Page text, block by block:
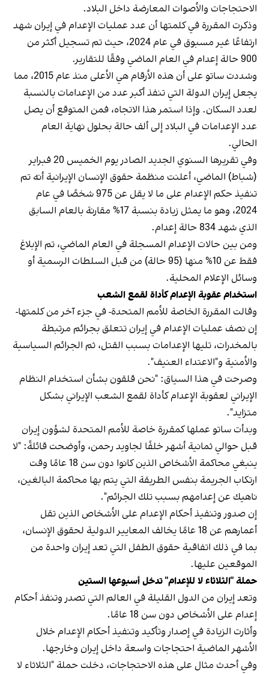
الاحتجاجات والأصوات المعارضة داخل البلاد.
وذكرت المقررة في كلمتها أن عدد عمليات الإعدام في إيران شهد
ارتفاعًا غير مسبوق في عام 2024، حيث تم تسجيل أكثر من
900 حالة إعدام في العام الماضي وفقًا للتقارير.
وشددت ساتو على أن هذه الأرقام هي الأعلى منذ عام 2015، مما
يجعل إيران الدولة التي تنفذ أكبر عدد من الإعدامات بالنسبة
لعدد السكان. وإذا استمر هذا الاتجاه، فمن المتوقع أن يصل
عدد الإعدامات في البلاد إلى ألف حالة بحلول نهاية العام
الحالي.
وفي تقريرها السنوي الجديد الصادر يوم الخميس 20 فبراير
(شباط) الماضي، أعلنت منظمة حقوق الإنسان الإيرانية أنه تم
تنفيذ حكم الإعدام على ما لا يقل عن 975 شخصًا في عام
2024، وهو ما يمثل زيادة بنسبة 17% مقارنة بالعام السابق
الذي شهد 834 حالة إعدام.
ومن بين حالات الإعدام المسجلة في العام الماضي، تم الإبلاغ
فقط عن 10% منها (95 حالة) من قبل السلطات الرسمية أو
وسائل الإعلام المحلية.
استخدام عقوبة الإعدام كأداة لقمع الشعب
وقالت المقررة الخاصة للأمم المتحدة- في جزء آخر من كلمتها-
إن نصف عمليات الإعدام في إيران تتعلق بجرائم مرتبطة
بالمخدرات، تليها الإعدامات بسبب القتل، ثم الجرائم السياسية
والأمنية و"الاعتداء العنيف".
وصرحت في هذا السياق: "نحن قلقون بشأن استخدام النظام
الإيراني لعقوبة الإعدام كأداة لقمع الشعب الإيراني بشكل
متزايد".
وبدأت ساتو عملها كمقررة خاصة للأمم المتحدة لشؤون إيران
قبل حوالي ثمانية أشهر خلفًا لجاويد رحمن، وأوضحت قائلةً: "لا
ينبغي محاكمة الأشخاص الذين كانوا دون سن 18 عامًا وقت
ارتكاب الجريمة بنفس الطريقة التي يتم بها محاكمة البالغين،
ناهيك عن إعدامهم بسبب تلك الجرائم".
إن صدور وتنفيذ أحكام الإعدام على الأشخاص الذين تقل
أعمارهم عن 18 عامًا يخالف المعايير الدولية لحقوق الإنسان،
بما في ذلك اتفاقية حقوق الطفل التي تعد إيران واحدة من
الموقعين عليها.
حملة "الثلاثاء لا للإعدام" تدخل أسبوعها الستين
وتعد إيران من الدول القليلة في العالم التي تصدر وتنفذ أحكام
إعدام على الأشخاص دون سن 18 عامًا.
وأثارت الزيادة في إصدار وتأكيد وتنفيذ أحكام الإعدام خلال
الأشهر الماضية احتجاجات واسعة داخل إيران وخارجها.
وفي أحدث مثال على هذه الاحتجاجات، دخلت حملة "الثلاثاء لا